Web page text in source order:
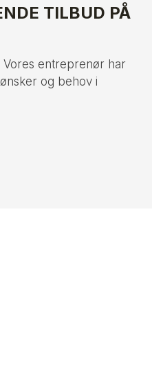
TILBUD PÅ
entreprenør har
og behov i